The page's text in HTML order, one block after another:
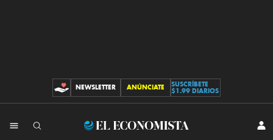
CONTRIBUCIONES
NEWSLETTER ANÚNCIATE
SUSCRÍBETE
$1.99 DIARIOS
El